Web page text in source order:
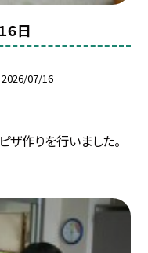
日
2026/07/16
ザ作りを行いました。